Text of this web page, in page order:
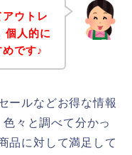
ウトレ
個人的に
です♪
ールなどお得な情報
々と調べて分かっ
品に対して満足して